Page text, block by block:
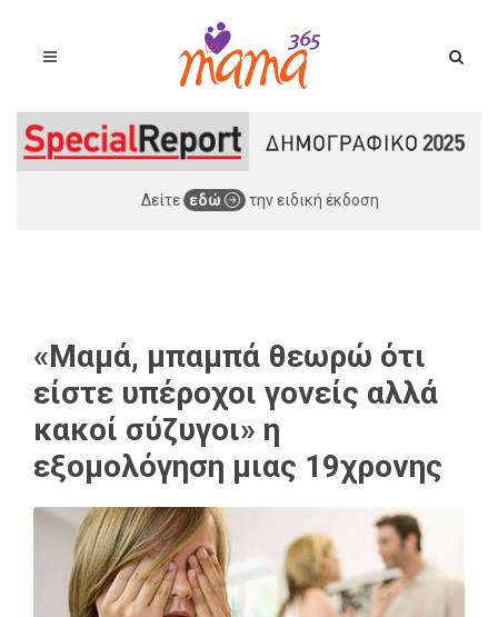
Δείτε εδώ την ειδική έκδοση
«Μαμά, μπαμπά θεωρώ ότι
είστε υπέροχοι γονείς αλλά
κακοί σύζυγοι» η
εξομολόγηση μιας 19χρονης